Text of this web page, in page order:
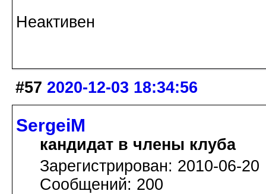
Неактивен
#57 2020-12-03 18:34:56
SergeiM
кандидат в члены клуба
Зарегистрирован: 2010-06-20
Сообщений: 200